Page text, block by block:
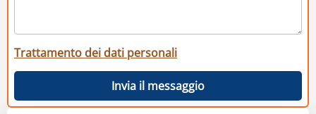
Trattamento dei dati personali
Invia il messaggio